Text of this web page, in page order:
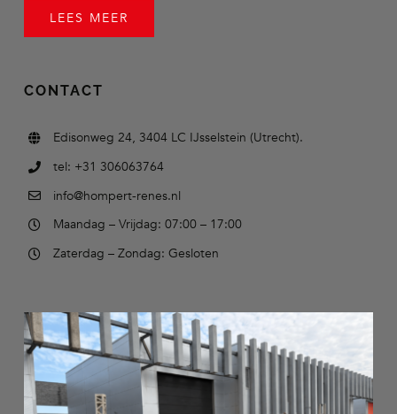
LEES MEER
CONTACT
Edisonweg 24, 3404 LC IJsselstein (Utrecht).
tel: +31 306063764
info@hompert-renes.nl
Maandag – Vrijdag: 07:00 – 17:00
Zaterdag – Zondag: Gesloten